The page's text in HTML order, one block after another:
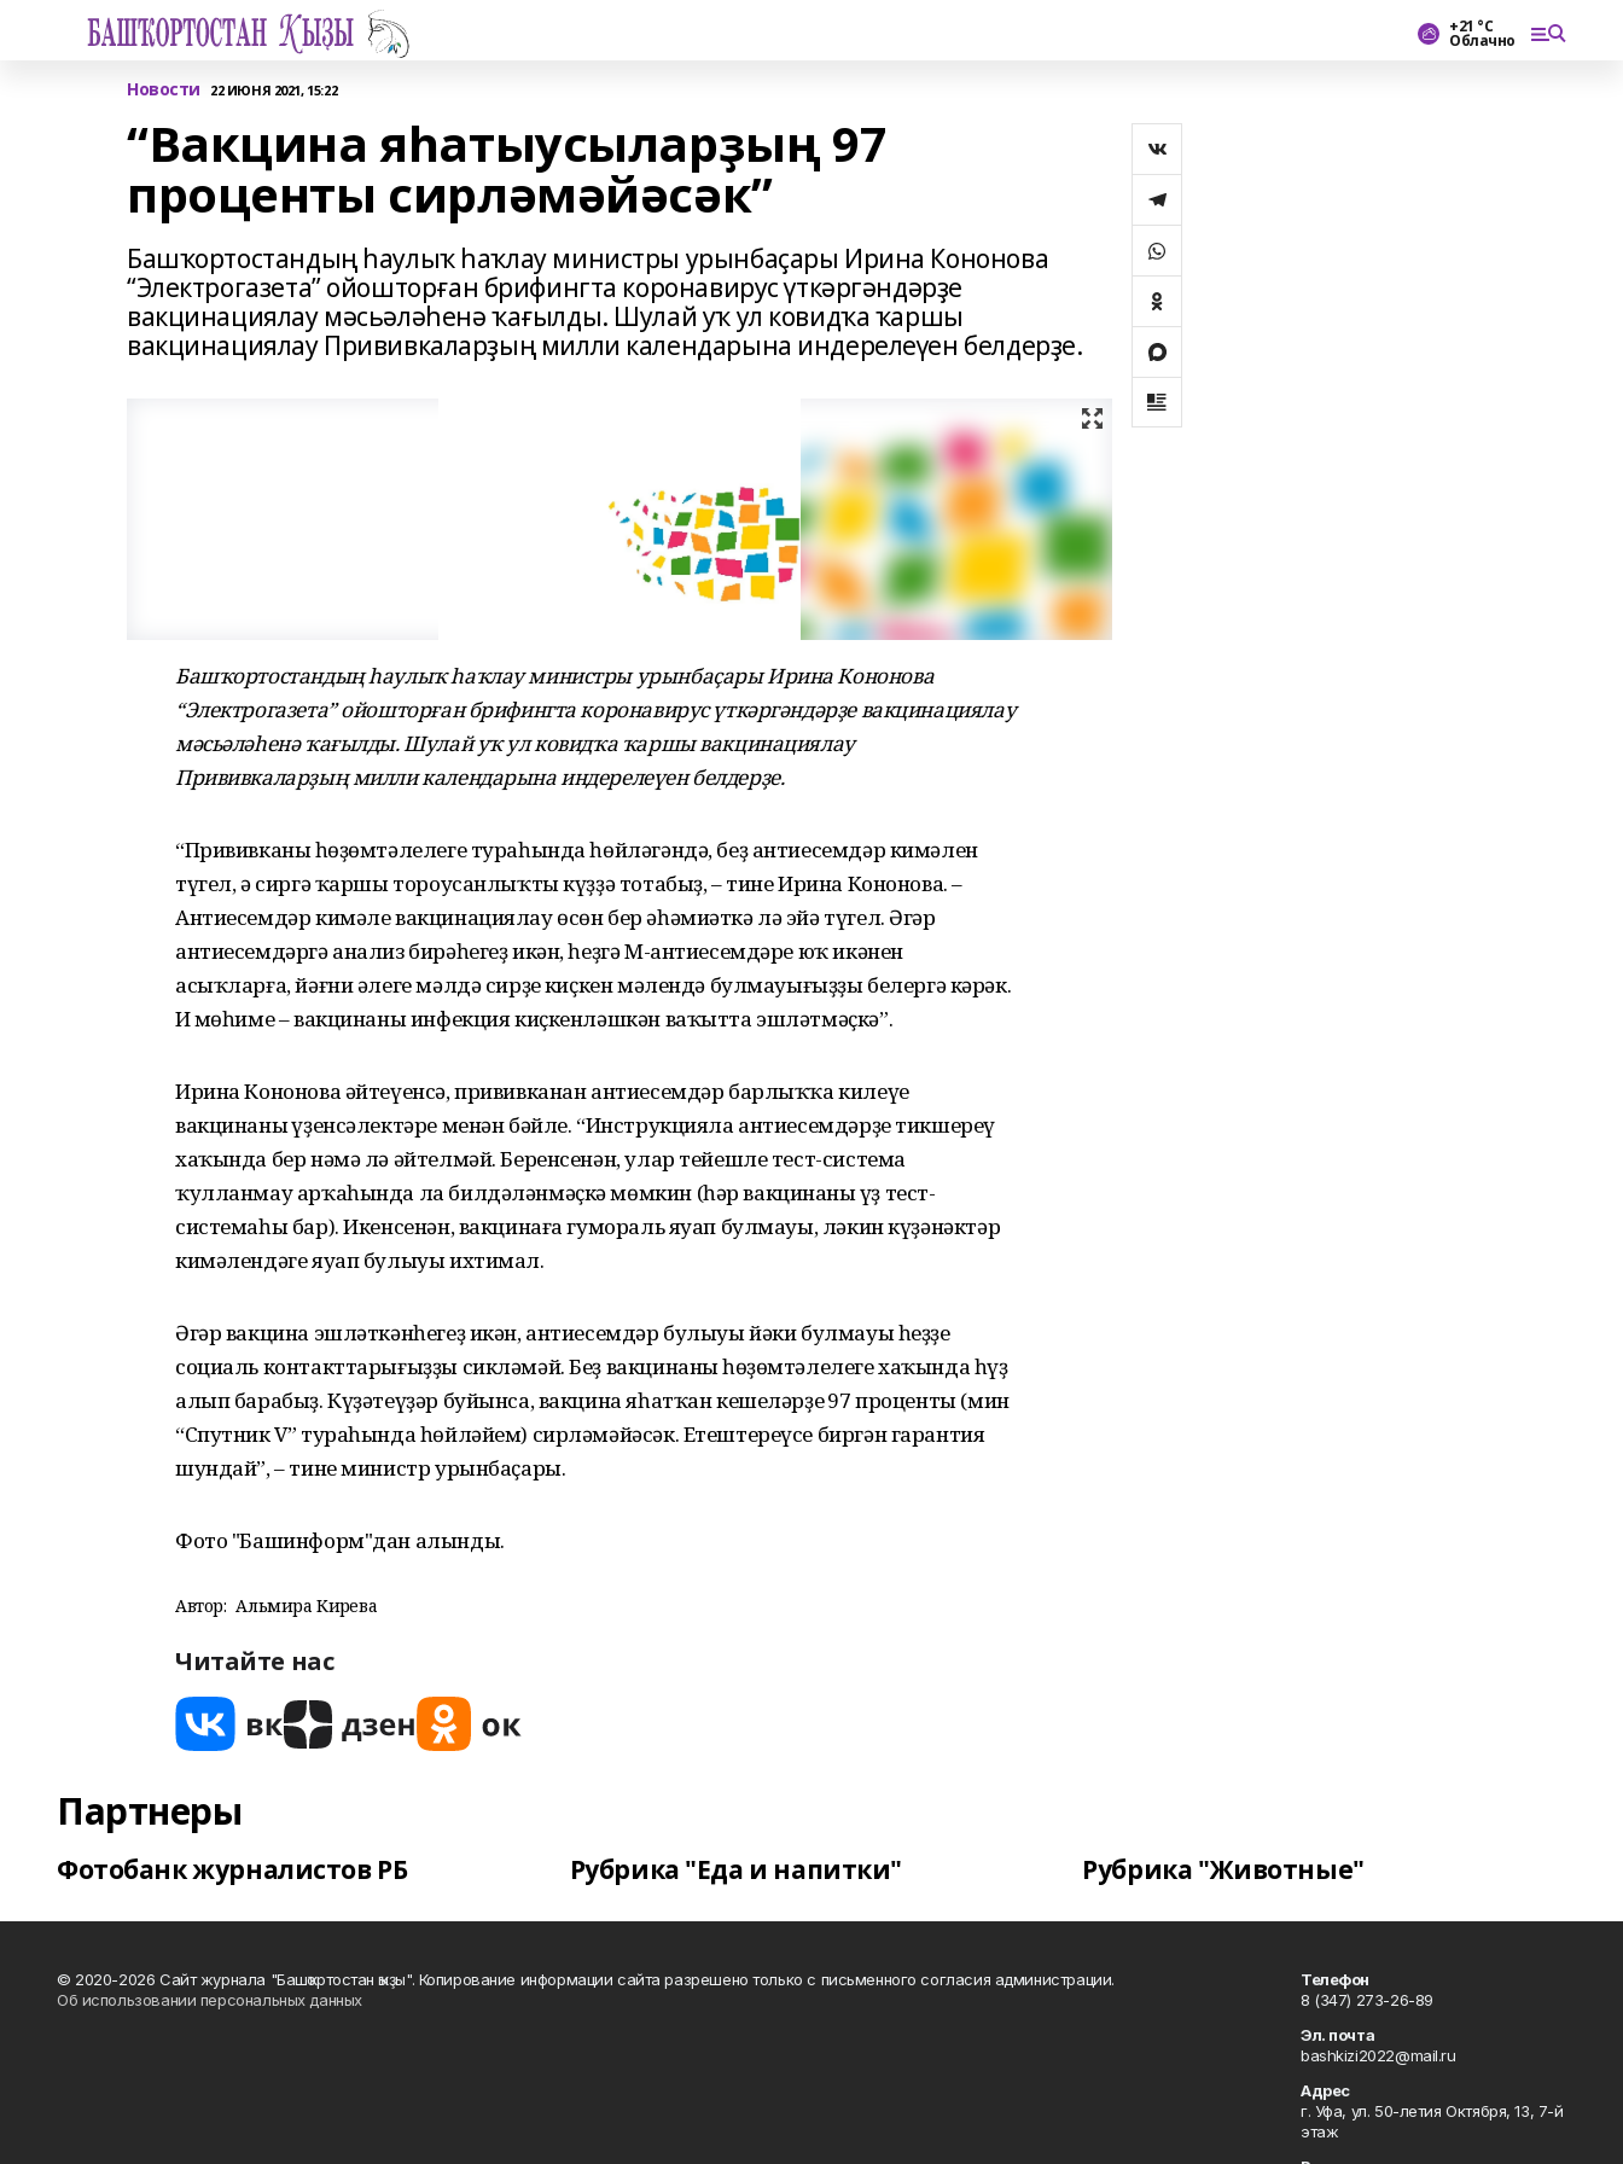
+21 °С
Облачно
Новости 22 ИЮНЯ 2021, 15:22
“Вакцина яһатыусыларҙың 97
проценты сирләмәйәсәк”
Башҡортостандың һаулыҡ һаҡлау министры урынбаҫары Ирина Кононова
“Электрогазета” ойошторған брифингта коронавирус үткәргәндәрҙе
вакцинациялау мәсьәләһенә ҡағылды. Шулай уҡ ул ковидҡа ҡаршы
вакцинациялау Прививкаларҙың милли календарына индерелеүен белдерҙе.
Башҡортостандың һаулыҡ һаҡлау министры урынбаҫары Ирина Кононова
“Электрогазета” ойошторған брифингта коронавирус үткәргәндәрҙе вакцинациялау
мәсьәләһенә ҡағылды. Шулай уҡ ул ковидҡа ҡаршы вакцинациялау
Прививкаларҙың милли календарына индерелеүен белдерҙе.
“Прививканың һөҙөмтәлелеге тураһында һөйләгәндә, беҙ антиесемдәр кимәлен
түгел, ә сиргә ҡаршы тороусанлыҡты күҙҙә тотабыҙ, – тине Ирина Кононова. –
Антиесемдәр кимәле вакцинациялау өсөн бер әһәмиәткә лә эйә түгел. Әгәр
антиесемдәргә анализ бирәһегеҙ икән, һеҙгә М-антиесемдәре юҡ икәнен
асыҡларға, йәғни әлеге мәлдә сирҙең киҫкен мәлендә булмауығыҙҙы белергә кәрәк.
Иң мөһиме – вакцинаны инфекция киҫкенләшкән ваҡытта эшләтмәҫкә”.
Ирина Кононова әйтеүенсә, прививканан антиесемдәр барлыҡҡа килеүе
вакцинаның үҙенсәлектәре менән бәйле. “Инструкцияла антиесемдәрҙе тикшереү
хаҡында бер нәмә лә әйтелмәй. Беренсенән, улар тейешле тест-система
ҡулланмау арҡаһында ла билдәләнмәҫкә мөмкин (һәр вакцинаның үҙ тест-
системаһы бар). Икенсенән, вакцинаға гумораль яуап булмауы, ләкин күҙәнәктәр
кимәлендәге яуап булыуы ихтимал.
Әгәр вакцина эшләткәнһегеҙ икән, антиесемдәр булыуы йәки булмауы һеҙҙең
социаль контакттарығыҙҙы сикләмәй. Беҙ вакцинаның һөҙөмтәлелеге хаҡында һүҙ
алып барабыҙ. Күҙәтеүҙәр буйынса, вакцина яһатҡан кешеләрҙең 97 проценты (мин
“Спутник V” тураһында һөйләйем) сирләмәйәсәк. Етештереүсе биргән гарантия
шундай”, – тине министр урынбаҫары.
Фото "Башинформ"дан алынды.
Автор: Альмира Кирәева
Читайте нас
Партнеры
Фотобанк журналистов РБ Рубрика "Еда и напитки" Рубрика "Животные"
© 2020-2026 Сайт журнала "Башҡортостан ҡыҙы". Копирование информации сайта разрешено только с письменного согласия администрации.
Об использовании персональных данных
Телефон
8 (347) 273-26-89
Эл. почта
bashkizi2022@mail.ru
Адрес
г. Уфа, ул. 50-летия Октября, 13, 7-й
этаж